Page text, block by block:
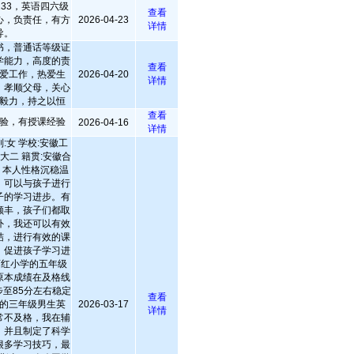
，英语四六级
，负责任，有方
2026-04-23
查看
详情
，普通话等级证
能力，高度的责
工作，热爱生
孝顺父母，关心
力，持之以恒
2026-04-20
查看
详情
，有授课经验 2026-04-16
查看
详情
:女 学校:安徽工
二 籍贯:安徽合
人性格沉稳温
可以与孩子进行
的学习进步。有
丰，孩子们都取
，我还可以有效
，进行有效的课
促进孩子学习进
小学的五年级
本成绩在及格线
85分左右稳定
三年级男生英
不及格，我在辅
并且制定了科学
多学习技巧，最
2026-03-17
查看
详情